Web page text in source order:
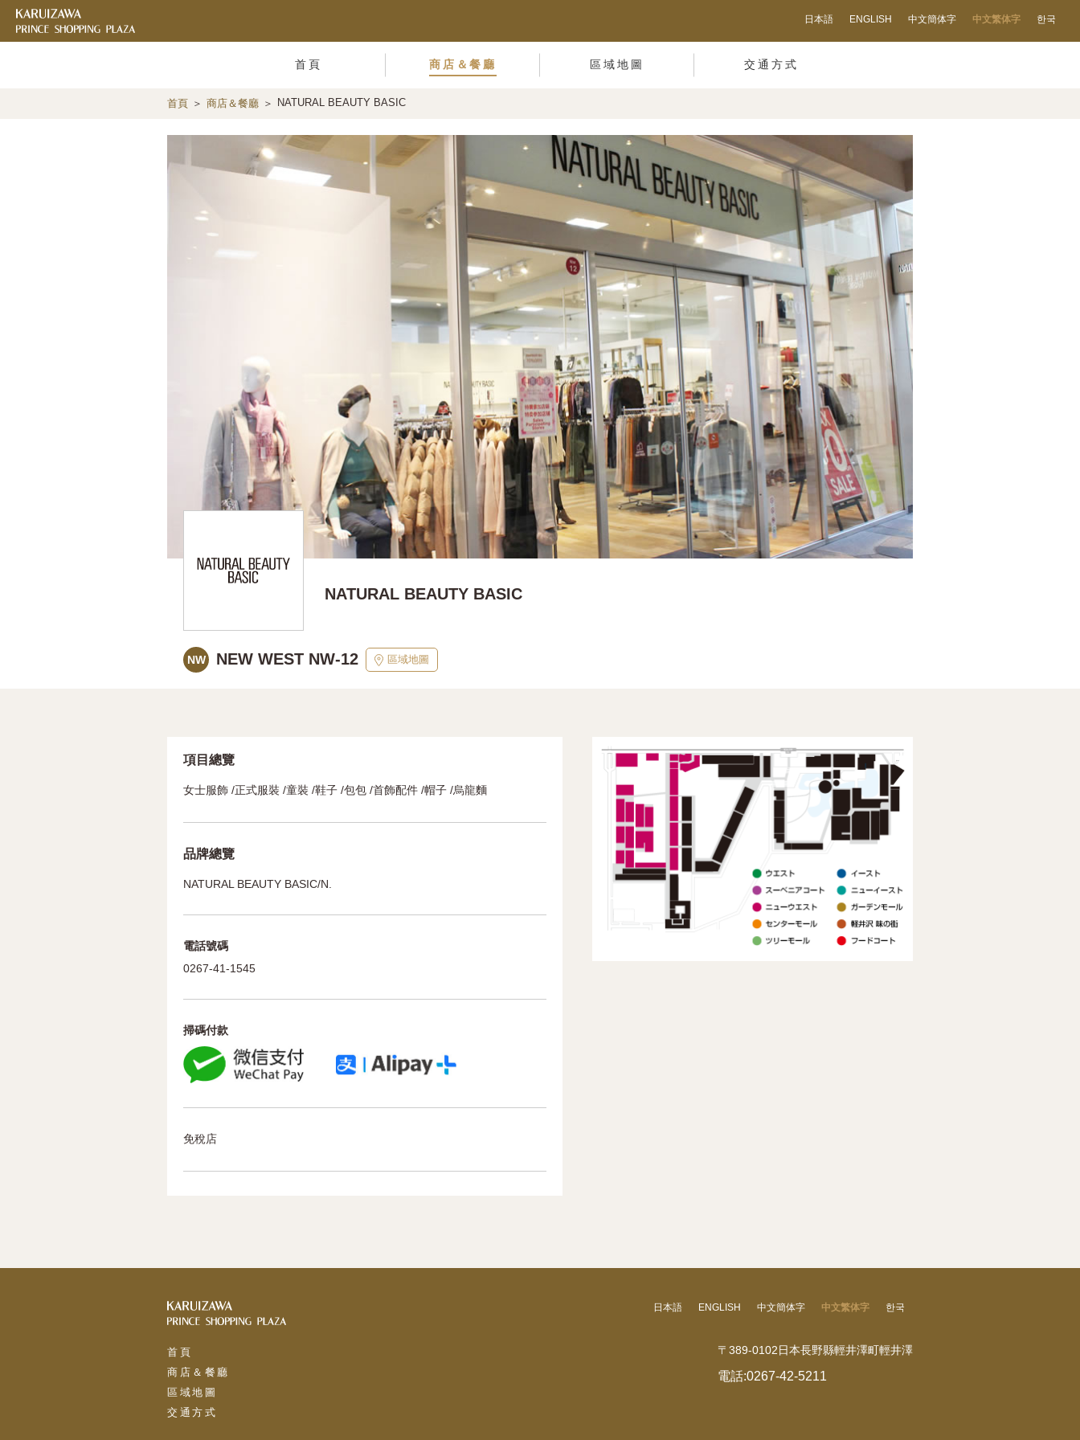
日本語 ENGLISH 中文簡体字 中文繁体字 한국
首頁 商店＆餐廳 區域地圖 交通方式
首頁 商店＆餐廳 NATURAL BEAUTY BASIC
NATURAL BEAUTY BASIC
NW NEW WEST NW-12 區域地圖
項目總覽
女士服飾 /正式服裝 /童裝 /鞋子 /包包 /首飾配件 /帽子 /烏龍麵
品牌總覽
NATURAL BEAUTY BASIC/N.
電話號碼
0267-41-1545
掃碼付款
免稅店
〒389-0102日本長野縣輕井澤町輕井澤
電話:0267-42-5211
首頁
商店＆餐廳
區域地圖
交通方式
日本語 ENGLISH 中文簡体字 中文繁体字 한국